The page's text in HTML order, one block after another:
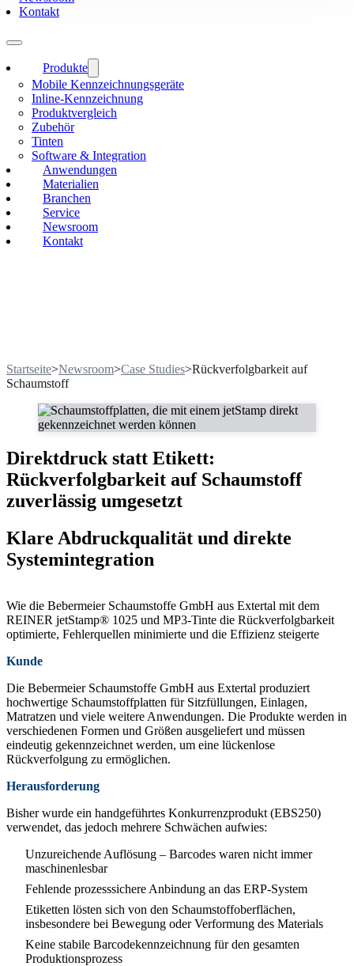
Kontakt
Produkte
Mobile Kennzeichnungsgeräte
Inline-Kennzeichnung
Produktvergleich
Zubehör
Tinten
Software & Integration
Anwendungen
Materialien
Branchen
Service
Newsroom
Kontakt
Startseite>Newsroom>Case Studies>Rückverfolgbarkeit auf
Schaumstoff
Direktdruck statt Etikett:
Rückverfolgbarkeit auf Schaumstoff
zuverlässig umgesetzt
Klare Abdruckqualität und direkte
Systemintegration
Wie die Bebermeier Schaumstoffe GmbH aus Extertal mit dem
REINER jetStamp® 1025 und MP3-Tinte die Rückverfolgbarkeit
optimierte, Fehlerquellen minimierte und die Effizienz steigerte
Kunde
Die Bebermeier Schaumstoffe GmbH aus Extertal produziert
hochwertige Schaumstoffplatten für Sitzfüllungen, Einlagen,
Matratzen und viele weitere Anwendungen. Die Produkte werden in
verschiedenen Formen und Größen ausgeliefert und müssen
eindeutig gekennzeichnet werden, um eine lückenlose
Rückverfolgung zu ermöglichen.
Herausforderung
Bisher wurde ein handgeführtes Konkurrenzprodukt (EBS250)
verwendet, das jedoch mehrere Schwächen aufwies:
Unzureichende Auflösung – Barcodes waren nicht immer
maschinenlesbar
Fehlende prozesssichere Anbindung an das ERP-System
Etiketten lösten sich von den Schaumstoffoberflächen,
insbesondere bei Bewegung oder Verformung des Materials
Keine stabile Barcodekennzeichnung für den gesamten
Produktionsprozess